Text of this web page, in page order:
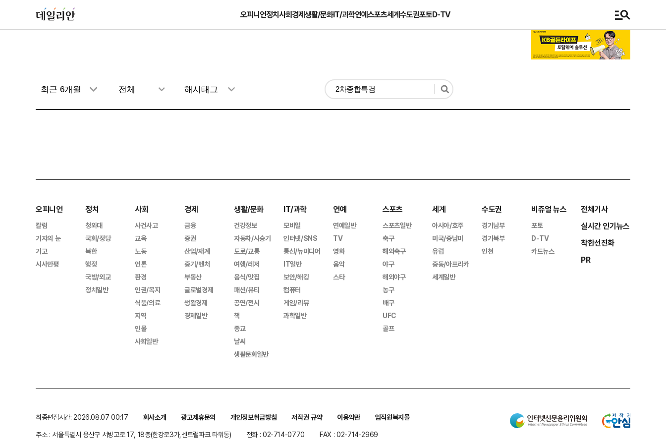
오피니언정치사회경제생활/문화IT/과학연예스포츠세계수도권포토D-TV
오피니언
칼럼
기자의 눈
기고
시사만평
정치
청와대
국회/정당
북한
행정
국방/외교
정치일반
사회
사건사고
교육
노동
언론
환경
인권/복지
식품/의료
지역
인물
사회일반
경제
금융
증권
산업/재계
중기/벤처
부동산
글로벌경제
생활경제
경제일반
생활/문화
건강정보
자동차/시승기
도로/교통
여행/레저
음식/맛집
패션/뷰티
공연/전시
책
종교
날씨
생활문화일반
IT/과학
모바일
인터넷/SNS
통신/뉴미디어
IT일반
보안/해킹
컴퓨터
게임/리뷰
과학일반
연예
연예일반
TV
영화
음악
스타
스포츠
스포츠일반
축구
해외축구
야구
해외야구
농구
배구
UFC
골프
세계
아시아/호주
미국/중남미
유럽
중동/아프리카
세계일반
수도권
경기남부
경기북부
인천
비쥬얼 뉴스
포토
D-TV
카드뉴스
전체기사
실시간 인기뉴스
착한선진화
PR
최종편집시간: 2026.08.07 00:17 회사소개 광고제휴문의 개인정보취급방침 저작권 규약 이용약관
임직원복지몰
주소 : 서울특별시 용산구 서빙고로 17, 18층(한강로3가,센트럴파크 타워동)
전화 : 02-714-0770 FAX : 02-714-2969